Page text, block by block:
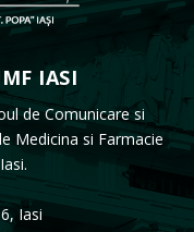
IASI
de Comunicare si
Medicina si Farmacie
Iasi